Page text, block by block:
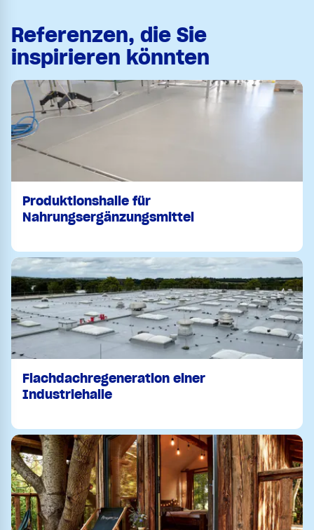
Referenzen, die Sie
inspirieren könnten
Produktionshalle für
Nahrungsergänzungsmittel
Flachdachregeneration einer
Industriehalle